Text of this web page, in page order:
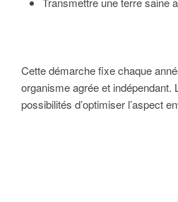
Cette démarche fixe chaque
organisme agrée et indépendant.
possibilités d’optimiser l’aspect